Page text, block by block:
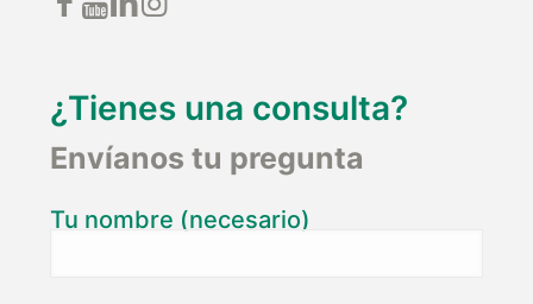
¿Tienes una consulta?
Envíanos tu pregunta
Tu nombre (necesario)